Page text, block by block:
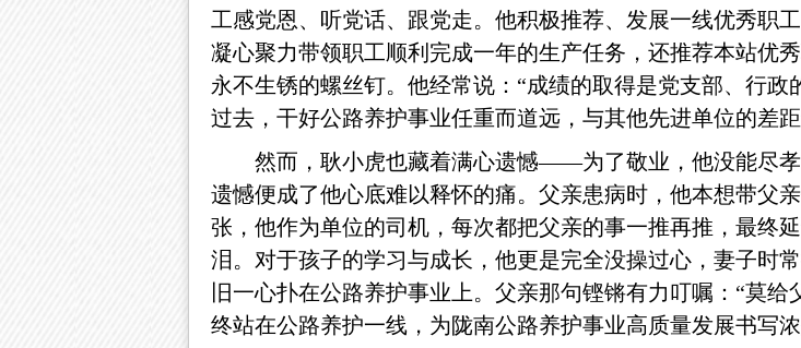
工感党恩、听党话、跟党走。他积极推荐、发展一线优秀职
凝心聚力带领职工顺利完成一年的生产任务，还推荐本站优
永不生锈的螺丝钉。他经常说：“成绩的取得是党支部、行
过去，干好公路养护事业任重而道远，与其他先进单位的差
然而，耿小虎也藏着满心遗憾——为了敬业，他没能尽孝
遗憾便成了他心底难以释怀的痛。父亲患病时，他本想带父
张，他作为单位的司机，每次都把父亲的事一推再推，最终
泪。对于孩子的学习与成长，他更是完全没操过心，妻子时
旧一心扑在公路养护事业上。父亲那句铿锵有力叮嘱：“莫
终站在公路养护一线，为陇南公路养护事业高质量发展书写浓